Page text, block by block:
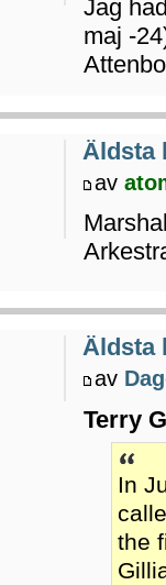
Jag
maj -
Äldsta
av
Äldsta
av
Terry
In
the